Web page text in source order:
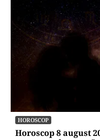
HOROSCOP
Horoscop 8 august